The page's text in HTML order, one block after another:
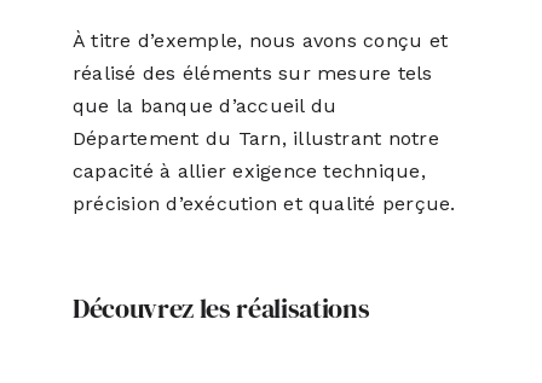
À titre d’exemple, nous avons conçu et
réalisé des éléments sur mesure tels
que la banque d’accueil du
Département du Tarn, illustrant notre
capacité à allier exigence technique,
précision d’exécution et qualité perçue.
Découvrez les réalisations